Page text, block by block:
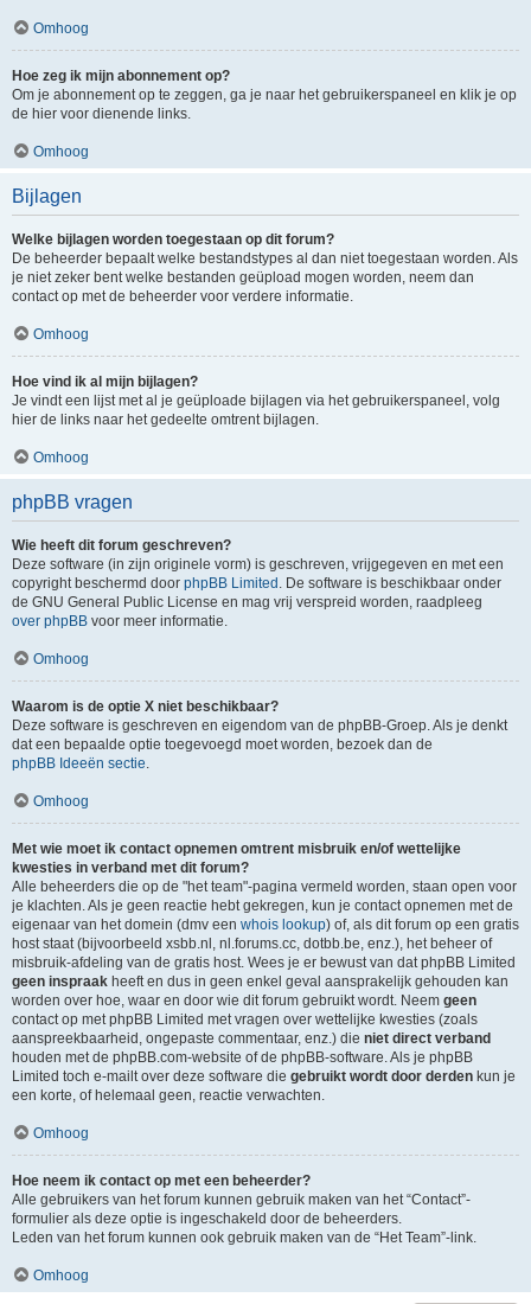
Omhoog
Hoe zeg ik mijn abonnement op?
Om je abonnement op te zeggen, ga je naar het gebruikerspaneel en klik je op
de hier voor dienende links.
Omhoog
Bijlagen
Welke bijlagen worden toegestaan op dit forum?
De beheerder bepaalt welke bestandstypes al dan niet toegestaan worden. Als
je niet zeker bent welke bestanden geüpload mogen worden, neem dan
contact op met de beheerder voor verdere informatie.
Omhoog
Hoe vind ik al mijn bijlagen?
Je vindt een lijst met al je geüploade bijlagen via het gebruikerspaneel, volg
hier de links naar het gedeelte omtrent bijlagen.
Omhoog
phpBB vragen
Wie heeft dit forum geschreven?
Deze software (in zijn originele vorm) is geschreven, vrijgegeven en met een
copyright beschermd door phpBB Limited . De software is beschikbaar onder
de GNU General Public License en mag vrij verspreid worden, raadpleeg
over phpBB voor meer informatie.
Omhoog
Waarom is de optie X niet beschikbaar?
Deze software is geschreven en eigendom van de phpBB-Groep. Als je denkt
dat een bepaalde optie toegevoegd moet worden, bezoek dan de
phpBB Ideeën sectie.
Omhoog
Met wie moet ik contact opnemen omtrent misbruik en/of wettelijke
kwesties in verband met dit forum?
Alle beheerders die op de "het team"-pagina vermeld worden, staan open voor
je klachten. Als je geen reactie hebt gekregen, kun je contact opnemen met de
eigenaar van het domein (dmv een whois lookup) of, als dit forum op een gratis
host staat (bijvoorbeeld xsbb.nl, nl.forums.cc, dotbb.be, enz.), het beheer of
misbruik-afdeling van de gratis host. Wees je er bewust van dat phpBB Limited
geen inspraak heeft en dus in geen enkel geval aansprakelijk gehouden kan
worden over hoe, waar en door wie dit forum gebruikt wordt. Neem geen
contact op met phpBB Limited met vragen over wettelijke kwesties (zoals
aanspreekbaarheid, ongepaste commentaar, enz.) die niet direct verband
houden met de phpBB.com-website of de phpBB-software. Als je phpBB
Limited toch e-mailt over deze software die gebruikt wordt door derden kun je
een korte, of helemaal geen, reactie verwachten.
Omhoog
Hoe neem ik contact op met een beheerder?
Alle gebruikers van het forum kunnen gebruik maken van het “Contact”-
formulier als deze optie is ingeschakeld door de beheerders.
Leden van het forum kunnen ook gebruik maken van de “Het Team”-link.
Omhoog